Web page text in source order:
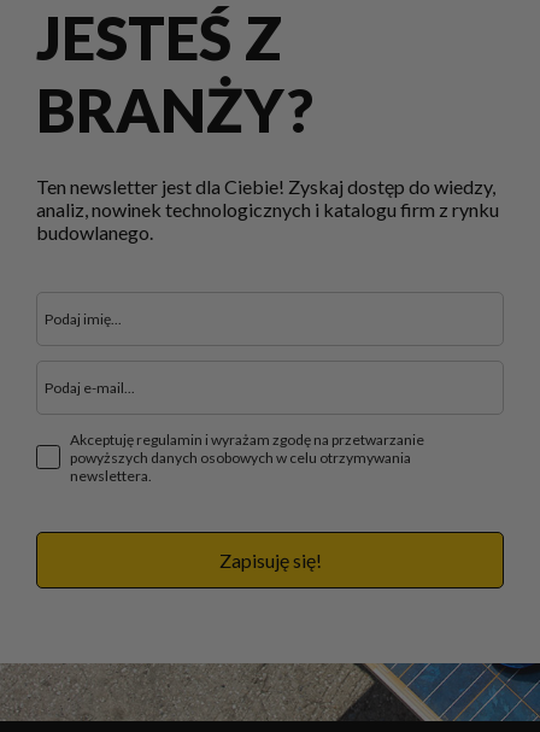
JESTEŚ Z
BRANŻY?
Ten newsletter jest dla Ciebie! Zyskaj dostęp do wiedzy,
analiz, nowinek technologicznych i katalogu firm z rynku
budowlanego.
Akceptuję regulamin i wyrażam zgodę na przetwarzanie
powyższych danych osobowych w celu otrzymywania
newslettera.
Zapisuję się!